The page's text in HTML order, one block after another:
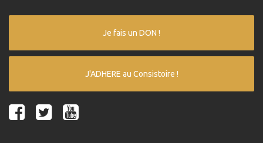
Je fais un DON !
J'ADHERE au Consistoire !